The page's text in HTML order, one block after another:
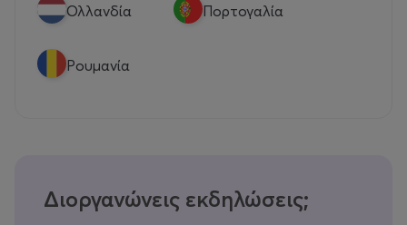
Ολλανδία Πορτογαλία
Ρουμανία
Διοργανώνεις εκδηλώσεις;